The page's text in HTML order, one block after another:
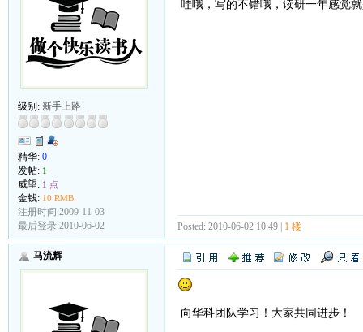
级别: 新手上路
精华: 0
发帖: 1
威望: 1 点
金钱: 10 RMB
注册时间:2009-11-03
最后登录:2010-06-02
哇哦，写的不错哦，读研一年感觉
Posted: 2010-06-02 10:49 | 1 楼
马流辉
向华科团队学习！大家共同进步！